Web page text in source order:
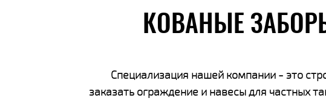
КОВАНЫЕ
Специализация нашей компании - это
заказать ограждение и навесы для частных